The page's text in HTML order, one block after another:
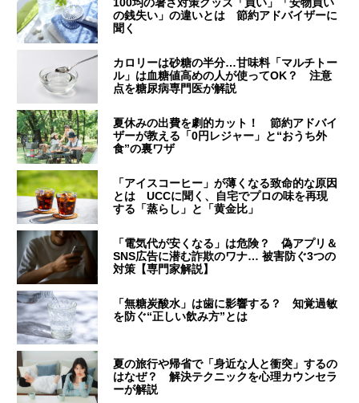
の銭失い」の違いとは 節約アドバイザーに
聞く
カロリーは砂糖の半分…甘味料「マルチトー
ル」は血糖値高めの人が使ってOK？ 注意
点を糖尿病専門医が解説
夏休みの出費を劇的カット！ 節約アドバイ
ザーが教える「0円レジャー」と“おうち外
食”の裏ワザ
「アイスコーヒー」が薄くなる致命的な原因
とは UCCに聞く、自宅でプロの味を再現
する「蒸らし」と「黄金比」
「電気代が安くなる」は危険？ 偽アプリ＆
SNS広告に潜む詐欺のワナ… 被害防ぐ3つの
対策【専門家解説】
「無糖炭酸水」は歯に影響する？ 知覚過敏
を防ぐ“正しい飲み方”とは
夏の旅行や帰省で「身近な人と衝突」するの
はなぜ？ 解決テクニックを心理カウンセラ
ーが解説